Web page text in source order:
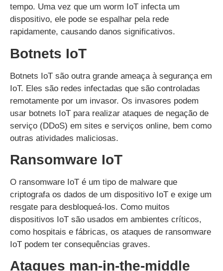
tempo. Uma vez que um worm IoT infecta um
dispositivo, ele pode se espalhar pela rede
rapidamente, causando danos significativos.
Botnets IoT
Botnets IoT são outra grande ameaça à segurança em
IoT. Eles são redes infectadas que são controladas
remotamente por um invasor. Os invasores podem
usar botnets IoT para realizar ataques de negação de
serviço (DDoS) em sites e serviços online, bem como
outras atividades maliciosas.
Ransomware IoT
O ransomware IoT é um tipo de malware que
criptografa os dados de um dispositivo IoT e exige um
resgate para desbloqueá-los. Como muitos
dispositivos IoT são usados em ambientes críticos,
como hospitais e fábricas, os ataques de ransomware
IoT podem ter consequências graves.
Ataques man-in-the-middle